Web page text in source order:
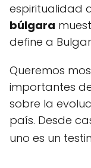
espiritualidad
búlgara
define a
Queremos
importantes
sobre la
país. Desde
uno es un